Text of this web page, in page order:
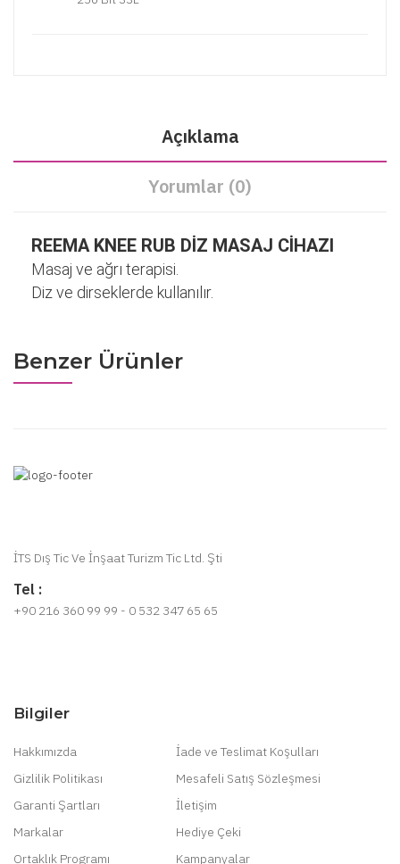
Açıklama
Yorumlar (0)
REEMA KNEE RUB DİZ MASAJ CİHAZI
Masaj ve ağrı terapisi.
Diz ve dirseklerde kullanılır.
Benzer Ürünler
İTS Dış Tic Ve İnşaat Turizm Tic Ltd. Şti
Tel :
+90 216 360 99 99 - 0 532 347 65 65
Bilgiler
Hakkımızda
İade ve Teslimat Koşulları
Gizlilik Politikası
Mesafeli Satış Sözleşmesi
Garanti Şartları
İletişim
Markalar
Hediye Çeki
Ortaklık Programı
Kampanyalar